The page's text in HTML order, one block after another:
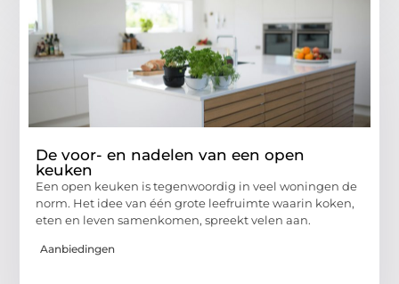
De voor- en nadelen van een open
keuken
Een open keuken is tegenwoordig in veel woningen de
norm. Het idee van één grote leefruimte waarin koken,
eten en leven samenkomen, spreekt velen aan.
Aanbiedingen